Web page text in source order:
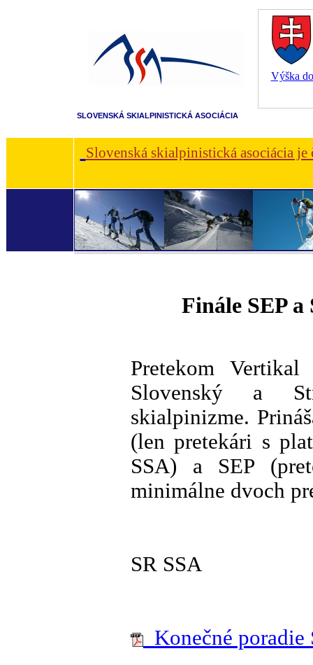
Výška
SLOVENSKÁ SKIALPINISTICKÁ ASOCIÁCIA
Slovenská skialpinistická asociácia
Finále SEP a
Pretekom
Slovenský a
skialpinizme.
(len pretekári s
SSA) a SEP
minimálne dvoch
SR SSA
Konečné poradie